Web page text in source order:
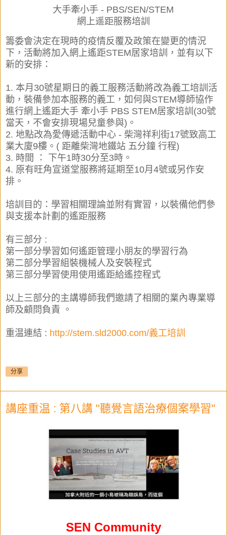
大手牽小手 - PBS/SEN/STEM
網上遥距服務培訓
籌委會決定在現時的疫情反覆及政策在變更的情況
下，活動將加入網上遙距STEM居家培訓，並有以下
新的安排：
1. 本月30號星期日的義工服務活動將改為義工培訓活
動，裝備參加本服務的義工，如何與STEM導師協作
進行網上遙距大手 牽小手 PBS STEM居家培訓(30號
當天，不會安排現場兒童參與)。
2. 地點改為愛傳遞活動中心 - 柴灣祥利街17號致高工
業大廈9樓。 ( 距離柴灣地鐵站 五分鐘 行程)
3. 時間 ： 下午1時30分至3時 。
4. 原有旺角宣道堂服務將延期至10月4號或另作安
排。
培訓 目的：學習相關理論並附有實習，以裝備他們參
與支援本計劃的遙距服務
有三部分 :
第一部分學習如何遙距管理小朋友的學習行為
第二部分學習組裝機械人及安裝程式
第三部分學習使用使用遙距給遙控程式
以上三部分的主講導師我們邀請了相關的業內專業導
師及顧問負責 。
重温連結 : http://stem.sld2000.com/義工培訓
分享
講座重温 : 第八講 "聽覺言語治療個案學習"
SEN Community